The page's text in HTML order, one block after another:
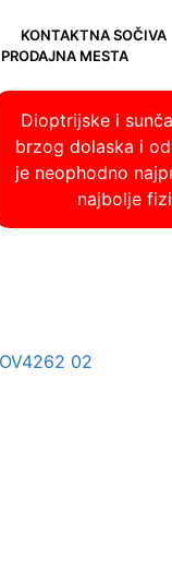
KONTAKTNA SOČIVA
PRODAJNA MESTA
Dioptrijske i
brzog dolaska i
je neophodno
najbolje